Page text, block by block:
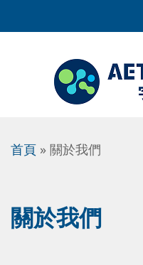
首頁 » 關於我們
關於我們